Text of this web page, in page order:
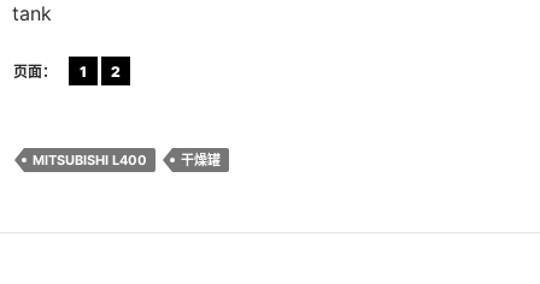
tank
页面： 1 2
MITSUBISHI L400 干燥罐